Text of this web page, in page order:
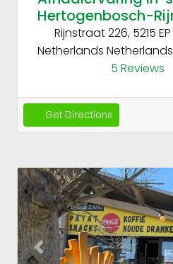
Hertogenbosch-
Rijnstraat 226, 5215
Netherlands Netherlands
5 Reviews
Get Directions
Previous